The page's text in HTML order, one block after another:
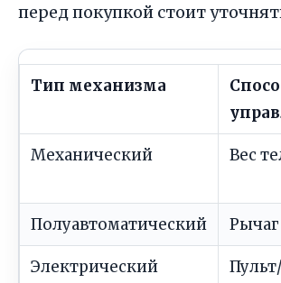
перед покупкой стоит
Тип механизма
Механический Вес
Полуавтоматический Рычаг
Электрический
Пульт/